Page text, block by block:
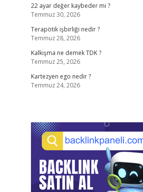
22 ayar değer kaybeder mi ?
Temmuz 30, 2026
Terapötik işbirliği nedir ?
Temmuz 28, 2026
Kalkışma ne demek TDK ?
Temmuz 25, 2026
Kartezyen ego nedir ?
Temmuz 24, 2026